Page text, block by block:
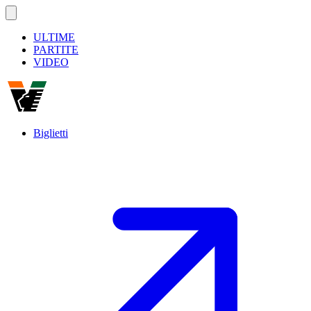
ULTIME
PARTITE
VIDEO
Biglietti